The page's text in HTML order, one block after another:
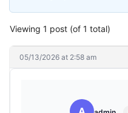
Viewing 1 post (of 1 total)
05/13/2026 at 2:58 am